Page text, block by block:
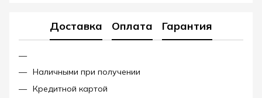
Доставка Оплата Гарантия
Наличными при получении
Кредитной картой